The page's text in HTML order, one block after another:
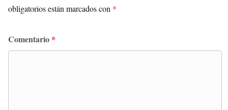
obligatorios están marcados con *
Comentario *